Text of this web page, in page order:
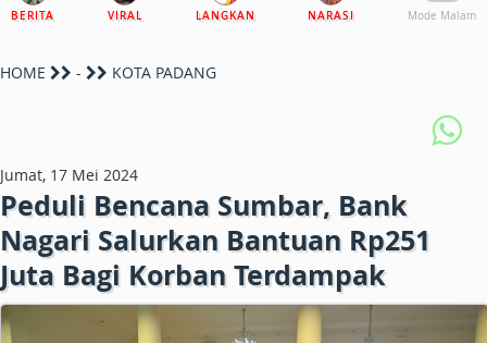
BERITA VIRAL LANGKAN NARASI Mode Malam
HOME - KOTA PADANG
Jumat, 17 Mei 2024
Peduli Bencana Sumbar, Bank
Nagari Salurkan Bantuan Rp251
Juta Bagi Korban Terdampak